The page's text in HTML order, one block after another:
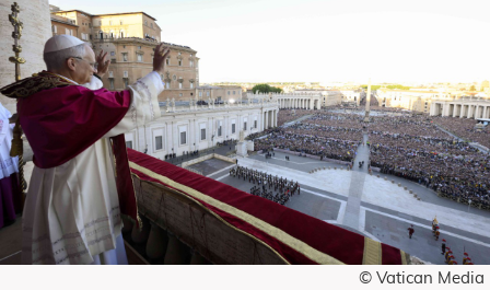
© Vatican Media